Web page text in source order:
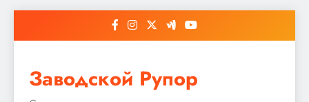
Заводской Рупор